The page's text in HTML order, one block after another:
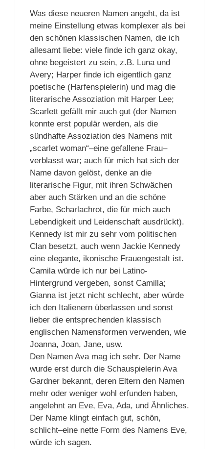
Was diese neueren Namen angeht, da ist
meine Einstellung etwas komplexer als bei
den schönen klassischen Namen, die ich
allesamt liebe: viele finde ich ganz okay,
ohne begeistert zu sein, z.B. Luna und
Avery; Harper finde ich eigentlich ganz
poetische (Harfenspielerin) und mag die
literarische Assoziation mit Harper Lee;
Scarlett gefällt mir auch gut (der Namen
konnte erst populär werden, als die
sündhafte Assoziation des Namens mit
„scarlet woman“–eine gefallene Frau–
verblasst war; auch für mich hat sich der
Name davon gelöst, denke an die
literarische Figur, mit ihren Schwächen
aber auch Stärken und an die schöne
Farbe, Scharlachrot, die für mich auch
Lebendigkeit und Leidenschaft ausdrückt).
Kennedy ist mir zu sehr vom politischen
Clan besetzt, auch wenn Jackie Kennedy
eine elegante, ikonische Frauengestalt ist.
Camila würde ich nur bei Latino-
Hintergrund vergeben, sonst Camilla;
Gianna ist jetzt nicht schlecht, aber würde
ich den Italienern überlassen und sonst
lieber die entsprechenden klassisch
englischen Namensformen verwenden, wie
Joanna, Joan, Jane, usw.
Den Namen Ava mag ich sehr. Der Name
wurde erst durch die Schauspielerin Ava
Gardner bekannt, deren Eltern den Namen
mehr oder weniger wohl erfunden haben,
angelehnt an Eve, Eva, Ada, und Ähnliches.
Der Name klingt einfach gut, schön,
schlicht–eine nette Form des Namens Eve,
würde ich sagen.